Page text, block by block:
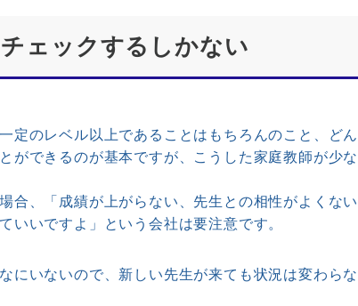
ェックするしかない
のレベル以上であることはもちろんのこと、どん
ができるのが基本ですが、こうした家庭教師が少な
合、「成績が上がらない、先生との相性がよくない
いいですよ」という会社は要注意です。
いないので、新しい先生が来ても状況は変わらな